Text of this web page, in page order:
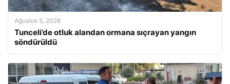
Ağustos 5, 2026
Tunceli’de otluk alandan ormana sıçrayan yangın
söndürüldü